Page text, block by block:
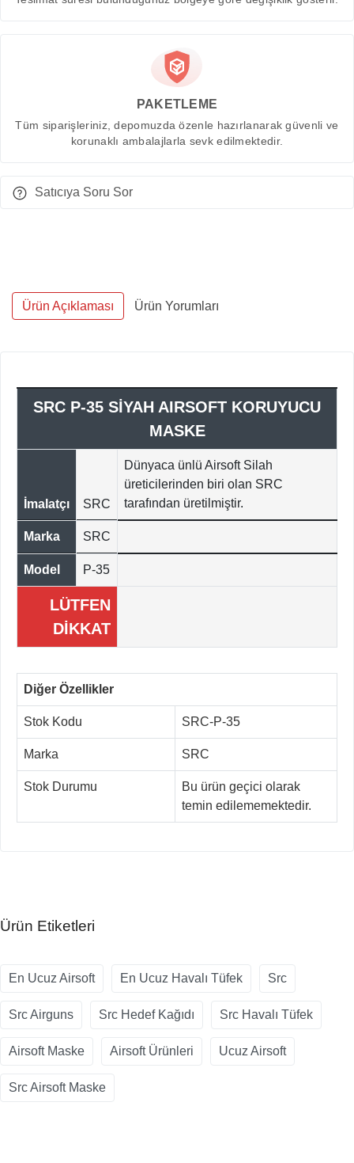
PAKETLEME
Tüm siparişleriniz, depomuzda özenle hazırlanarak güvenli ve
korunaklı ambalajlarla sevk edilmektedir.
Satıcıya Soru Sor
Ürün Açıklaması Ürün Yorumları
SRC P-35 SİYAH AIRSOFT KORUYUCU
MASKE
İmalatçı SRC
Dünyaca ünlü Airsoft Silah
üreticilerinden biri olan SRC
tarafından üretilmiştir.
Marka SRC
Model P-35
LÜTFEN
DİKKAT
Diğer Özellikler
Stok Kodu SRC-P-35
Marka SRC
Stok Durumu
Bu ürün geçici olarak
temin edilememektedir.
Ürün Etiketleri
En Ucuz Airsoft En Ucuz Havalı Tüfek Src
Src Airguns Src Hedef Kağıdı Src Havalı Tüfek
Airsoft Maske Airsoft Ürünleri Ucuz Airsoft
Src Airsoft Maske